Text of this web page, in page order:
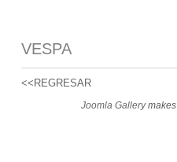
VESPA
<<REGRESAR
Joomla Gallerymakes